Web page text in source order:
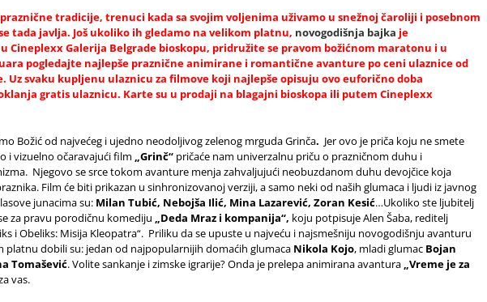
tradicije, trenuci kada sa svojim voljenima uživamo u snežnoj čaroliji i posebnom
tada javlja. Još ukoliko ih gledamo na velikom platnu, novogodišnja bajka je
Cineplexx Galerija Belgrade bioskopu, pridružite se pravom božićnom maratonu i u
pogledajte najlepše praznične animirane i romantične avanture po ceni ulaznice od
Uz svaku kupljenu ulaznicu za filmove koji najlepše opisuju ovo euforično doba
gratis ulaznicu. Karte su u prodaji na blagajni bioskopa ili putem Cineplexx
Božić od najvećeg i ujedno neodoljivog zelenog mrguda Grinča. Jer ovo je priča koju ne smete
i vizuelno očaravajući film „Grinč“ pričaće nam univerzalnu priču o prazničnom duhu i
Njegovo se srce tokom avanture menja zahvaljujući neobuzdanom duhu devojčice koja
Film će biti prikazan u sinhronizovanoj verziji, a samo neki od naših glumaca i ljudi iz javnog
junacima su: Milan Tubić, Nebojša Ilić, Mina Lazarević, Zoran Kesić…Ukoliko ste ljubitelj
za pravu porodičnu komediju „Deda Mraz i kompanija“, koju potpisuje Alen Šaba, reditelj
i Obeliks: Misija Kleopatra“. Priliku da se upuste u najveću i najsmešniju novogodišnju avanturu
platnu dobili su: jedan od najpopularnijih domaćih glumaca Nikola Kojo, mladi glumac Bojan
Tomašević. Volite sankanje i zimske igrarije? Onda je prelepa animirana avantura „Vreme je za
vas.